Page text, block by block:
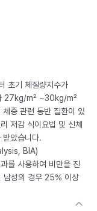
초기 체질량지수가
27kg/m² ~30kg/m²
중 관련 동반 질환이 있
저감 식이요법 및 신체
받았습니다.
BIA)
를 사용하여 비만을 진
남성의 경우 25% 이상